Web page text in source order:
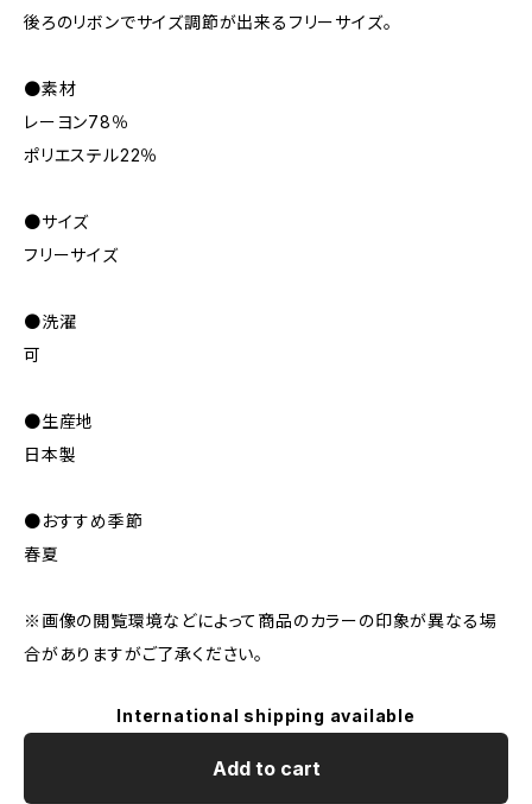
後ろのリボンでサイズ調節が出来るフリーサイズ。
●素材
レーヨン78％
ポリエステル22％
●サイズ
フリーサイズ
●洗濯
可
●生産地
日本製
●おすすめ季節
春夏
※画像の閲覧環境などによって商品のカラーの印象が異なる場
合がありますがご了承ください。
International shipping available
Add to cart